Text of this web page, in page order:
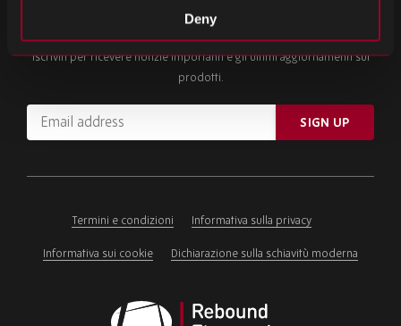
Deny
ISCRIVITI ALLA NOSTRA NEWSLETTER
Iscriviti per ricevere notizie importanti e gli ultimi aggiornamenti sui
prodotti.
Email
address
ignore
SIGN UP
Termini e condizioni Informativa sulla privacy
Informativa sui cookie Dichiarazione sulla schiavitù moderna